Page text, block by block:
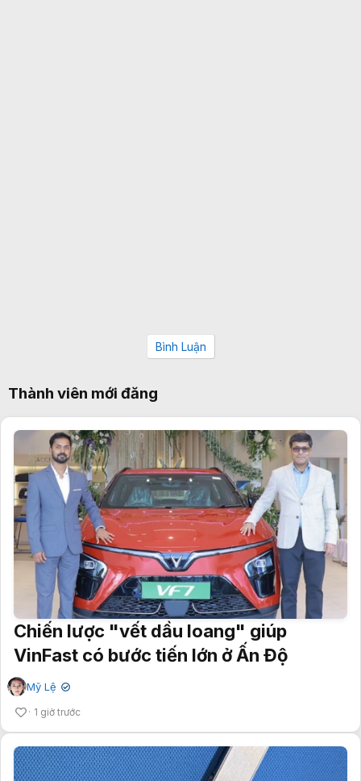
Bình Luận
Thành viên mới đăng
Chiến lược "vết dầu loang" giúp
VinFast có bước tiến lớn ở Ấn Độ
Mỹ Lệ ✔
1 giờ trước